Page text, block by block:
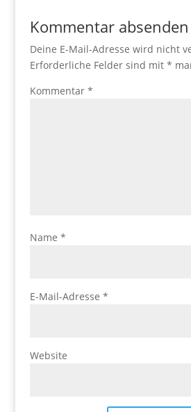
Kommentar absenden
Deine E-Mail-Adresse wird nicht
Erforderliche Felder sind mit *
Kommentar *
Name *
E-Mail-Adresse *
Website